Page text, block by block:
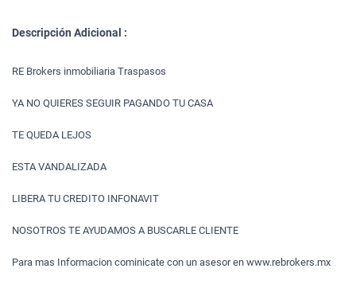
Descripción Adicional :
RE Brokers inmobiliaria Traspasos
YA NO QUIERES SEGUIR PAGANDO TU CASA
TE QUEDA LEJOS
ESTA VANDALIZADA
LIBERA TU CREDITO INFONAVIT
NOSOTROS TE AYUDAMOS A BUSCARLE CLIENTE
Para mas Informacion cominicate con un asesor en www.rebrokers.mx